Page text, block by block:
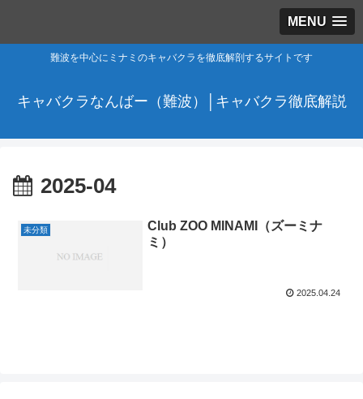
MENU
難波を中心にミナミのキャバクラを徹底解剖するサイトです
キャバクラなんばー（難波）│キャバクラ徹底解説
2025-04
未分類
Club ZOO MINAMI（ズーミナ
ミ）
2025.04.24